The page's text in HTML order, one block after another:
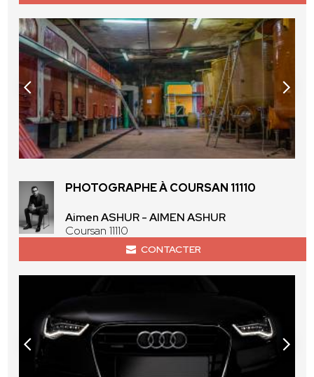
PHOTOGRAPHE À COURSAN 11110
Aimen ASHUR - AIMEN ASHUR
Coursan 11110
CONTACTER